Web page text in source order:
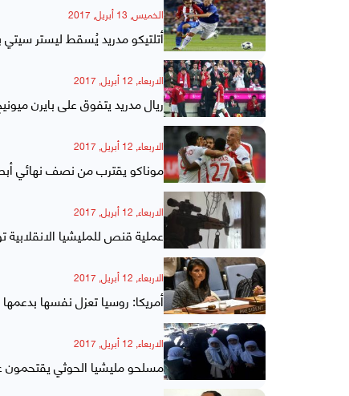
الخميس, 13 أبريل, 2017
أتلتيكو مدريد يُسقط ليستر
الاربعاء, 12 أبريل, 2017
ريال مدريد يتفوق على بايرن
الاربعاء, 12 أبريل, 2017
موناكو يقترب من نصف نهائي
الاربعاء, 12 أبريل, 2017
عملية قنص للمليشيا الانقلابية
الاربعاء, 12 أبريل, 2017
أمريكا: روسيا تعزل نفسها
الاربعاء, 12 أبريل, 2017
مسلحو مليشيا الحوثي يقتحمون